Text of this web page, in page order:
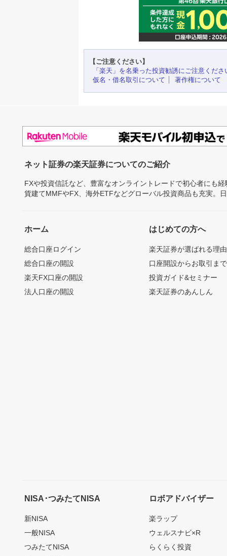
【ご注意ください】
「楽天」を名乗った投資勧誘にご注意くださ
仮名・借名取引について
著作権について
ネット証券の楽天証券についてのご紹介
FXや投資信託など、豊富なオンライントレードで初心者にも
貨建てMMFやFX、海外ETFなどグローバル投資商品も充実。
ホーム
総合口座ログイン
総合口座の開設
楽天FX口座の開設
法人口座の開設
はじめての方へ
楽天証券が選ばれる理由
口座開設からお取引ま
投資ガイド&セミナー
楽天証券のあんしん
NISA･つみたてNISA
新NISA
一般NISA
つみたてNISA
ロボアドバイザー
楽ラップ
ウェルスナビ×R
らくらく投資